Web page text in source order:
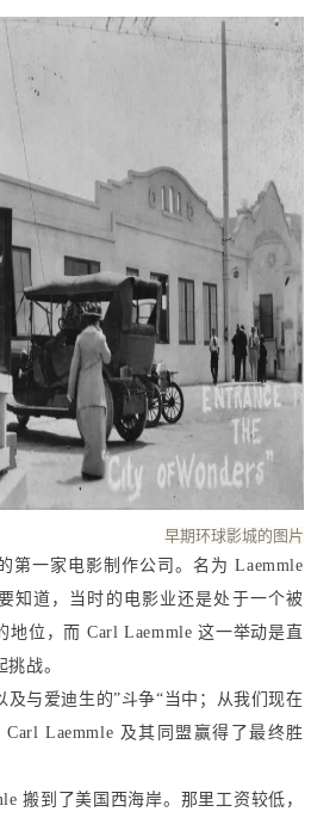
早期环球影城的图片
第一家电影制作公司。名为 Laemmle
知道，当时的电影业还是处于一个被
地位，而 Carl Laemmle 这一举动是直
战。
及与爱迪生的”斗争“当中；从我们现在
Laemmle 及其同盟赢得了最终胜
搬到了美国西海岸。那里工资较低，